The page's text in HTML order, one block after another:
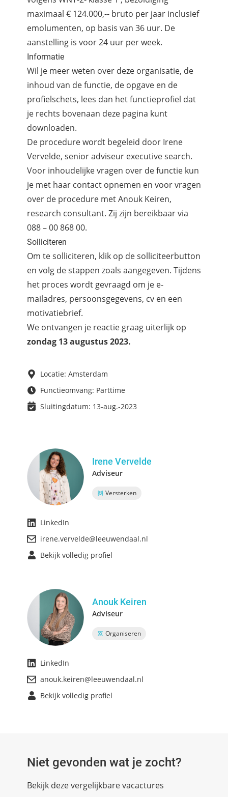
maximaal € 124.000,-- bruto per jaar inclusief
emolumenten, op basis van 36 uur. De
aanstelling is voor 24 uur per week.
Informatie
Wil je meer weten over deze organisatie, de
inhoud van de functie, de opgave en de
profielschets, lees dan het functieprofiel dat
je rechts bovenaan deze pagina kunt
downloaden.
De procedure wordt begeleid door Irene
Vervelde, senior adviseur executive search.
Voor inhoudelijke vragen over de functie kun
je met haar contact opnemen en voor vragen
over de procedure met Anouk Keiren,
research consultant. Zij zijn bereikbaar via
088 – 00 868 00.
Solliciteren
Om te solliciteren, klik op de solliciteerbutton
en volg de stappen zoals aangegeven. Tijdens
het proces wordt gevraagd om je e-
mailadres, persoonsgegevens, cv en een
motivatiebrief.
We ontvangen je reactie graag uiterlijk op
zondag 13 augustus 2023.
Locatie: Amsterdam
Functieomvang: Parttime
Sluitingdatum: 13-aug.-2023
Irene Vervelde
Adviseur
Versterken
LinkedIn
irene.vervelde@leeuwendaal.nl
Bekijk volledig profiel
Anouk Keiren
Adviseur
Organiseren
LinkedIn
anouk.keiren@leeuwendaal.nl
Bekijk volledig profiel
Niet gevonden wat je zocht?
Bekijk deze vergelijkbare vacactures